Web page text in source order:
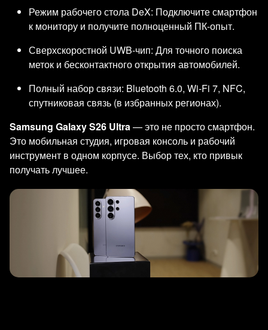
Режим рабочего стола DeX: Подключите смартфон
к монитору и получите полноценный ПК-опыт.
Сверхскоростной UWB-чип: Для точного поиска
меток и бесконтактного открытия автомобилей.
Полный набор связи: Bluetooth 6.0, Wi-Fi 7, NFC,
спутниковая связь (в избранных регионах).
Samsung Galaxy S26 Ultra — это не просто смартфон.
Это мобильная студия, игровая консоль и рабочий
инструмент в одном корпусе. Выбор тех, кто привык
получать лучшее.